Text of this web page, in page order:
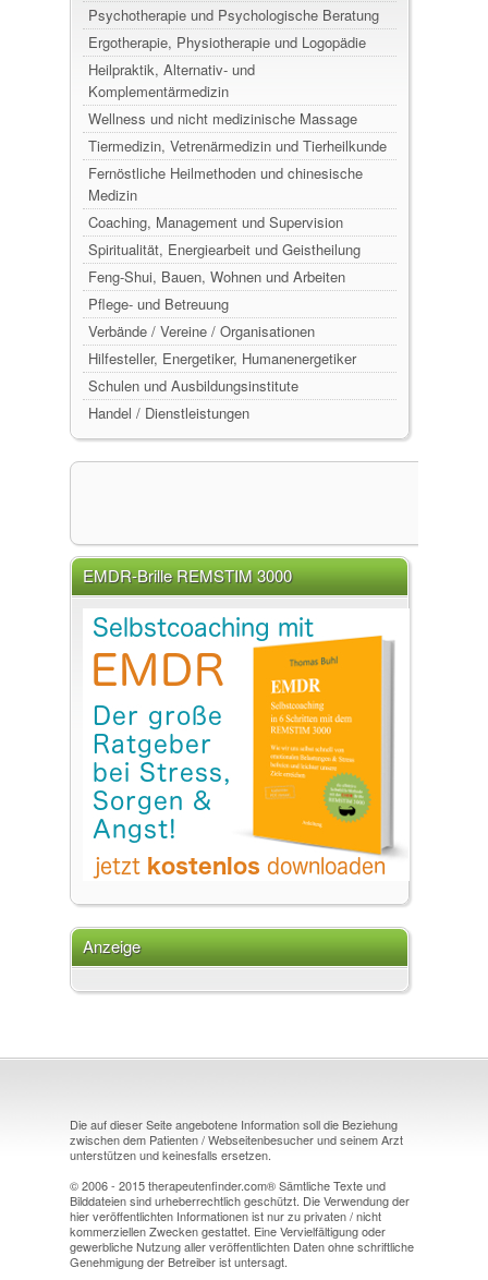
Psychotherapie und Psychologische Beratung
Ergotherapie, Physiotherapie und Logopädie
Heilpraktik, Alternativ- und
Komplementärmedizin
Wellness und nicht medizinische Massage
Tiermedizin, Vetrenärmedizin und Tierheilkunde
Fernöstliche Heilmethoden und chinesische
Medizin
Coaching, Management und Supervision
Spiritualität, Energiearbeit und Geistheilung
Feng-Shui, Bauen, Wohnen und Arbeiten
Pflege- und Betreuung
Verbände / Vereine / Organisationen
Hilfesteller, Energetiker, Humanenergetiker
Schulen und Ausbildungsinstitute
Handel / Dienstleistungen
EMDR-Brille REMSTIM 3000
Anzeige
Die auf dieser Seite angebotene Information soll die Beziehung
zwischen dem Patienten / Webseitenbesucher und seinem Arzt
unterstützen und keinesfalls ersetzen.
© 2006 - 2015 therapeutenfinder.com® Sämtliche Texte und
Bilddateien sind urheberrechtlich geschützt. Die Verwendung der
hier veröffentlichten Informationen ist nur zu privaten / nicht
kommerziellen Zwecken gestattet. Eine Vervielfältigung oder
gewerbliche Nutzung aller veröffentlichten Daten ohne schriftliche
Genehmigung der Betreiber ist untersagt.